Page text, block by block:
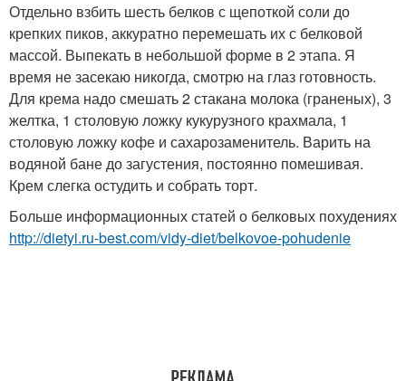
Отдельно взбить шесть белков с щепоткой соли до
крепких пиков, аккуратно перемешать их с белковой
массой. Выпекать в небольшой форме в 2 этапа. Я
время не засекаю никогда, смотрю на глаз готовность.
Для крема надо смешать 2 стакана молока (граненых), 3
желтка, 1 столовую ложку кукурузного крахмала, 1
столовую ложку кофе и сахарозаменитель. Варить на
водяной бане до загустения, постоянно помешивая.
Крем слегка остудить и собрать торт.
Больше информационных статей о белковых похудениях
http://dietyi.ru-best.com/vidy-diet/belkovoe-pohudenie